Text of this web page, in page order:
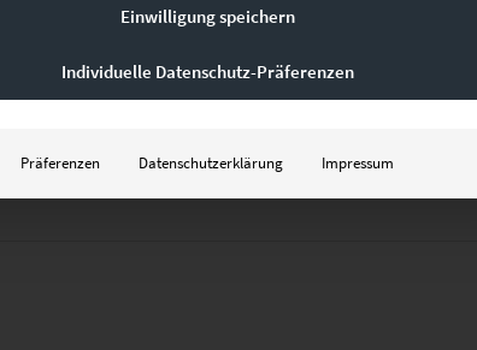
sende uns dazu einfach eine Anfrage über das
Einwilligung speichern
Individuelle Datenschutz-Präferenzen
Präferenzen Datenschutzerklärung Impressum